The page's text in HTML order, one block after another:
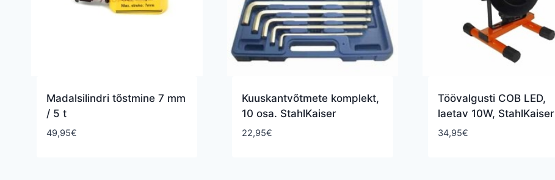
Madalsilindri tõstmine 7 mm
/ 5 t
49,95€
Kuuskantvõtmete komplekt,
10 osa. StahlKaiser
22,95€
Töövalgusti COB LED,
laetav 10W, StahlKaiser
34,95€